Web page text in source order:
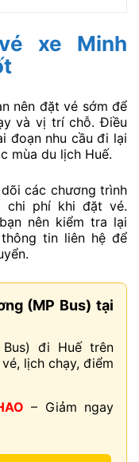
xe Minh
nên đặt vé sớm để
và vị trí chỗ. Điều
đoạn nhu cầu đi lại
mùa du lịch Huế.
các chương trình
chi phí khi đặt vé.
nên kiểm tra lại
tin liên hệ để
(MP Bus) tại
đi Huế trên
lịch chạy, điểm
– Giảm ngay